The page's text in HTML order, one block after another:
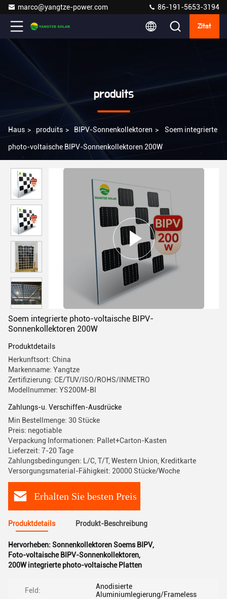
marco@yangtze-power.com 86-191-5653-3194
Zitat
produits
Haus > produits > BIPV-Sonnenkollektoren > Soem integrierte
photo-voltaische BIPV-Sonnenkollektoren 200W
Soem integrierte photo-voltaische BIPV-
Sonnenkollektoren 200W
Produktdetails
Herkunftsort: China
Markenname: Yangtze
Zertifizierung: CE/TUV/ISO/ROHS/INMETRO
Modellnummer: YS200M-BI
Zahlungs-u. Verschiffen-Ausdrücke
Min Bestellmenge: 30 Stücke
Preis: negotiable
Verpackung Informationen: Pallet+Carton-Kasten
Lieferzeit: 7-20 Tage
Zahlungsbedingungen: L/C, T/T, Western Union, Kreditkarte
Versorgungsmaterial-Fähigkeit: 20000 Stücke/Woche
Erhalten Sie besten Preis
Produktdetails Produkt-Beschreibung
Hervorheben: Sonnenkollektoren Soems BIPV,
Foto-voltaische BIPV-Sonnenkollektoren,
200W integrierte photo-voltaische Platten
Feld:
Anodisierte
Aluminiumlegierung/Frameless